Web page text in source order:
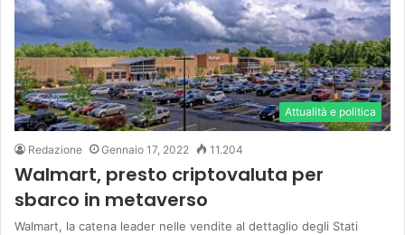
Attualità e politica
Redazione Gennaio 17, 2022 11.204
Walmart, presto criptovaluta per
sbarco in metaverso
Walmart, la catena leader nelle vendite al dettaglio degli Stati